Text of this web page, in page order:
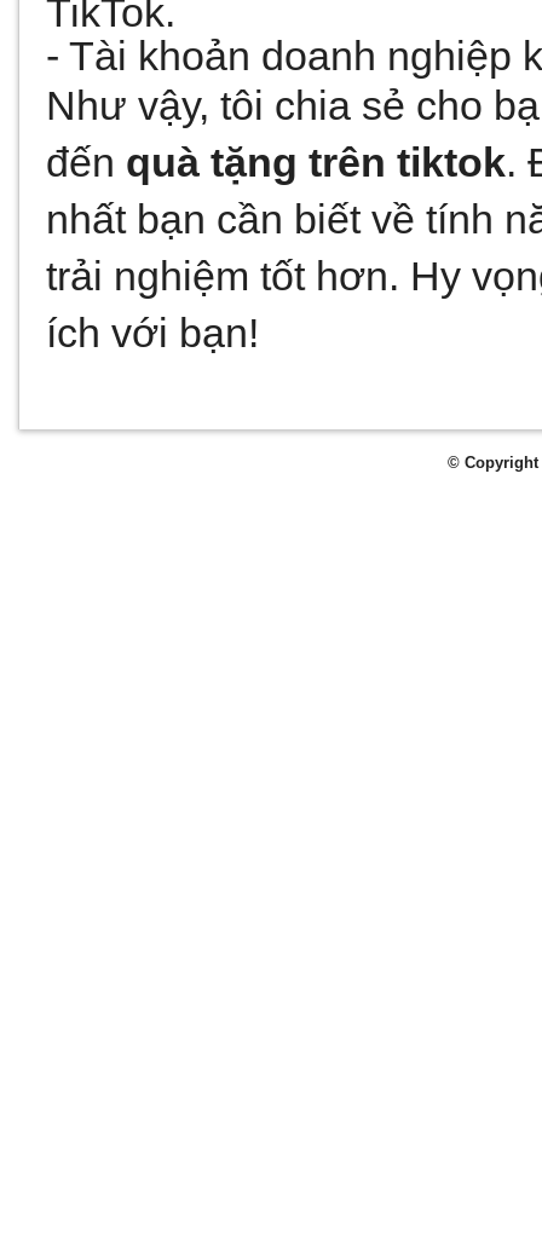
TikTok.
- Tài khoản doanh nghiệp
Như vậy, tôi chia sẻ cho
đến quà tặng trên tiktok.
nhất bạn cần biết về tính
trải nghiệm tốt hơn. Hy
ích với bạn!
© Copyright